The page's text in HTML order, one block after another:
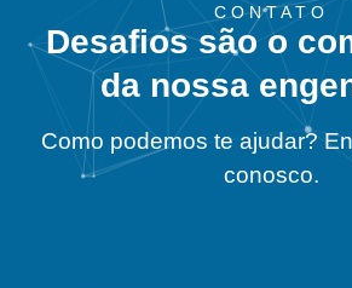
CONTATO
Desafios são o
da nossa
Como podemos te ajudar?
conosco.